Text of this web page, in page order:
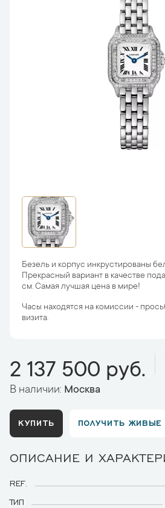
Безель и корпус инкрустированы
Прекрасный вариант в качестве
см. Самая лучшая цена в мире!
Часы находятся на комиссии -
визита.
2 137 500 руб.
В наличии: Москва
КУПИТЬ ПОЛУЧИТЬ
ОПИСАНИЕ И
REF.
ТИП